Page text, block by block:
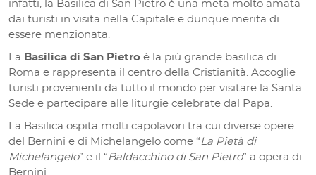
infatti, la Basilica di San Pietro è una meta molto amata
dai turisti in visita nella Capitale e dunque merita di
essere menzionata.
La Basilica di San Pietro è la più grande basilica di
Roma e rappresenta il centro della Cristianità. Accoglie
turisti provenienti da tutto il mondo per visitare la Santa
Sede e partecipare alle liturgie celebrate dal Papa.
La Basilica ospita molti capolavori tra cui diverse opere
del Bernini e di Michelangelo come “La Pietà di
Michelangelo” e il “Baldacchino di San Pietro” a opera di
Bernini.